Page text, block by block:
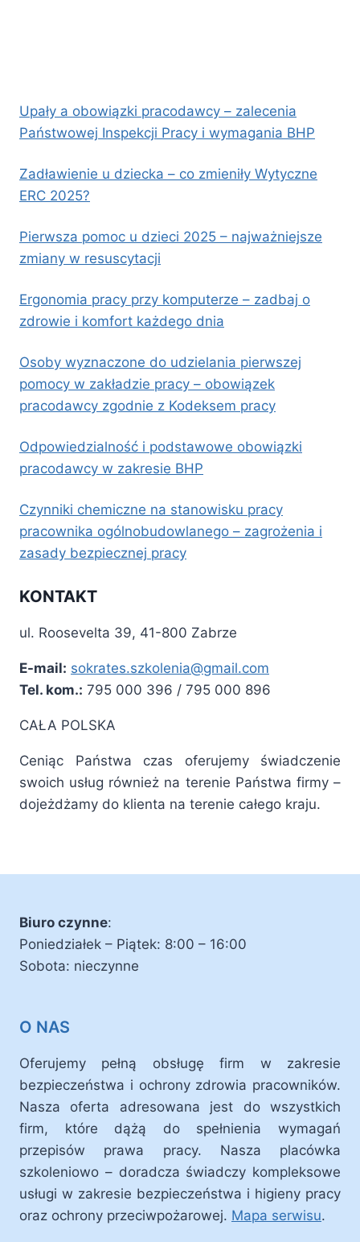
Upały a obowiązki pracodawcy – zalecenia
Państwowej Inspekcji Pracy i wymagania BHP
Zadławienie u dziecka – co zmieniły Wytyczne
ERC 2025?
Pierwsza pomoc u dzieci 2025 – najważniejsze
zmiany w resuscytacji
Ergonomia pracy przy komputerze – zadbaj o
zdrowie i komfort każdego dnia
Osoby wyznaczone do udzielania pierwszej
pomocy w zakładzie pracy – obowiązek
pracodawcy zgodnie z Kodeksem pracy
Odpowiedzialność i podstawowe obowiązki
pracodawcy w zakresie BHP
Czynniki chemiczne na stanowisku pracy
pracownika ogólnobudowlanego – zagrożenia i
zasady bezpiecznej pracy
KONTAKT
ul. Roosevelta 39, 41-800 Zabrze
E-mail: sokrates.szkolenia@gmail.com
Tel. kom.: 795 000 396 / 795 000 896
CAŁA POLSKA
Ceniąc Państwa czas oferujemy świadczenie
swoich usług również na terenie Państwa firmy –
dojeżdżamy do klienta na terenie całego kraju.
Biuro czynne:
Poniedziałek – Piątek: 8:00 – 16:00
Sobota: nieczynne
O NAS
Oferujemy pełną obsługę firm w zakresie
bezpieczeństwa i ochrony zdrowia pracowników.
Nasza oferta adresowana jest do wszystkich
firm, które dążą do spełnienia wymagań
przepisów prawa pracy. Nasza placówka
szkoleniowo – doradcza świadczy kompleksowe
usługi w zakresie bezpieczeństwa i higieny pracy
oraz ochrony przeciwpożarowej. Mapa serwisu.